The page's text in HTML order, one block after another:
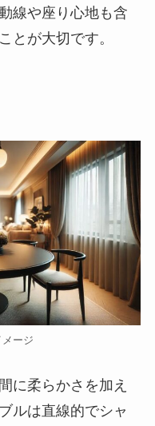
線や座り心地も含
とが大切です。
ージ
に柔らかさを加え
ルは直線的でシャ